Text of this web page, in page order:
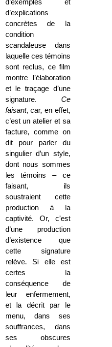
d’exemples et
d’explications
concrètes de la
condition
scandaleuse dans
laquelle ces témoins
sont reclus, ce film
montre l’élaboration
et le traçage d’une
signature. Ce
faisant, car, en effet,
c’est un atelier et sa
facture, comme on
dit pour parler du
singulier d’un style,
dont nous sommes
les témoins – ce
faisant, ils
soustraient cette
production à la
captivité. Or, c’est
d’une production
d’existence que
cette signature
relève. Si elle est
certes la
conséquence de
leur enfermement,
et la décrit par le
menu, dans ses
souffrances, dans
ses obscures